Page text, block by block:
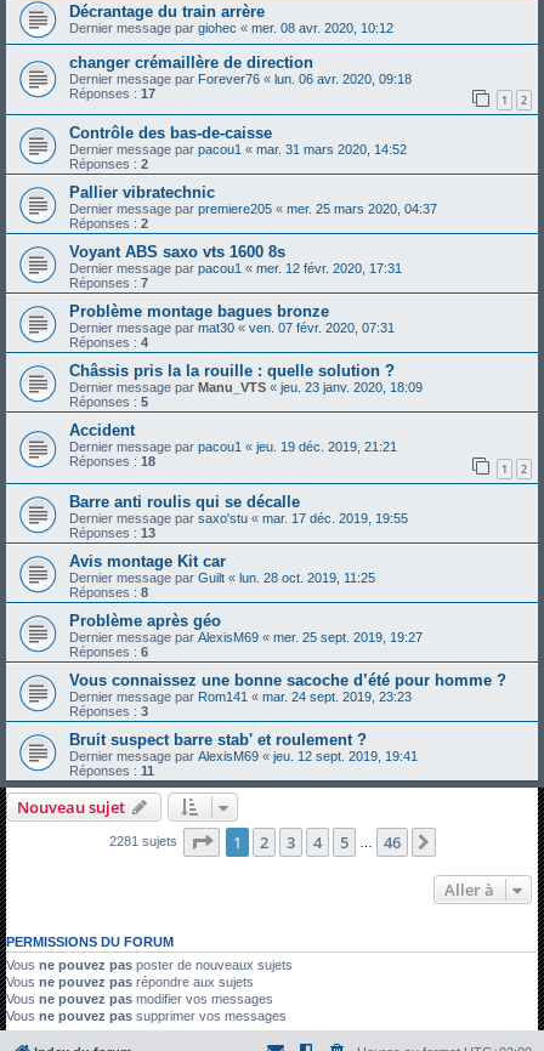
Décrantage du train arrère
Dernier message par giohec « mer. 08 avr. 2020, 10:12
changer crémaillère de direction
Dernier message par Forever76 « lun. 06 avr. 2020, 09:18
Réponses : 17 1 2
Contrôle des bas-de-caisse
Dernier message par pacou1 « mar. 31 mars 2020, 14:52
Réponses : 2
Pallier vibratechnic
Dernier message par premiere205 « mer. 25 mars 2020, 04:37
Réponses : 2
Voyant ABS saxo vts 1600 8s
Dernier message par pacou1 « mer. 12 févr. 2020, 17:31
Réponses : 7
Problème montage bagues bronze
Dernier message par mat30 « ven. 07 févr. 2020, 07:31
Réponses : 4
Châssis pris la la rouille : quelle solution ?
Dernier message par Manu_VTS « jeu. 23 janv. 2020, 18:09
Réponses : 5
Accident
Dernier message par pacou1 « jeu. 19 déc. 2019, 21:21
Réponses : 18 1 2
Barre anti roulis qui se décalle
Dernier message par saxo'stu « mar. 17 déc. 2019, 19:55
Réponses : 13
Avis montage Kit car
Dernier message par Guilt « lun. 28 oct. 2019, 11:25
Réponses : 8
Problème après géo
Dernier message par AlexisM69 « mer. 25 sept. 2019, 19:27
Réponses : 6
Vous connaissez une bonne sacoche d’été pour homme ?
Dernier message par Rom141 « mar. 24 sept. 2019, 23:23
Réponses : 3
Bruit suspect barre stab' et roulement ?
Dernier message par AlexisM69 « jeu. 12 sept. 2019, 19:41
Réponses : 11
Nouveau sujet
2281 sujets Page 1sur46
1 2 3 4 5 46
Aller à
PERMISSIONS DU FORUM
Vous ne pouvez pas poster de nouveaux sujets
Vous ne pouvez pas répondre aux sujets
Vous ne pouvez pas modifier vos messages
Vous ne pouvez pas supprimer vos messages